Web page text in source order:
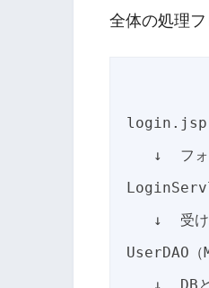
全体の処理
login.jsp
UserDAO（